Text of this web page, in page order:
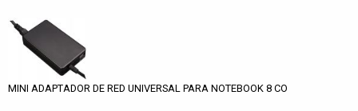
MINI ADAPTADOR DE RED UNIVERSAL PARA NOTEBOOK 8 CO